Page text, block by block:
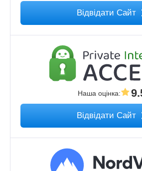
Відвідати Сайт
Наша оцінка:
Відвідати Сайт